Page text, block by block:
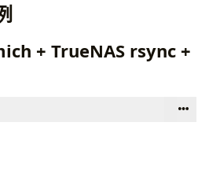
+ TrueNAS rsync +